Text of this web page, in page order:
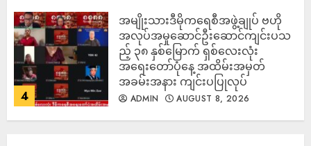
4
အမျိုးသားဒီမိုကရေစီအဖွဲ့ချုပ် ဗဟို
အလုပ်အမှုဆောင်ဦးဆောင်ကျင်းပသ
ည့် ၃၈ နှစ်မြောက် ရှစ်လေးလုံး
အရေးတော်ပုံနေ့ အထိမ်းအမှတ်
အခမ်းအနား ကျင်းပပြုလုပ်
ADMIN AUGUST 8, 2026